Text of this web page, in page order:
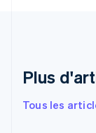
Plus
Tous les
Espagne
Estonie